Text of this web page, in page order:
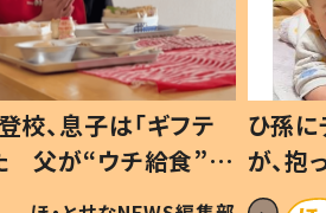
校、息子は「ギフテ
父が“ウチ給食”を
理由とは #令和の親
ひ孫
が、
「涙が